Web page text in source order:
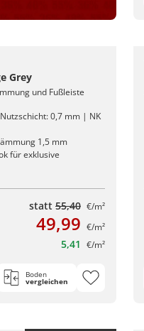
Grey
und Fußleiste
0,7 mm | NK
1,5 mm
für exklusive
statt 55,40 €/m²
49,99 €/m²
5,41 €/m²
Boden
vergleichen